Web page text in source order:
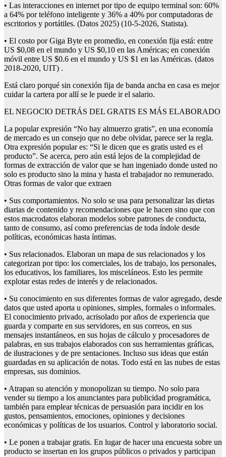
• Las interacciones en internet por tipo de equipo terminal son: 60%
a 64% por teléfono inteligente y 36% a 40% por computadoras de
escritorios y portátiles. (Datos 2025) (10-5-2026, Statista).
• El costo por Giga Byte en promedio, en conexión fija está: entre
US $0,08 en el mundo y US $0,10 en las Américas; en conexión
móvil entre US $0.6 en el mundo y US $1 en las Américas. (datos
2018-2020, UIT) .
Está claro porqué sin conexión fija de banda ancha en casa es mejor
cuidar la cartera por allí se le puede ir el salario.
EL NEGOCIO DETRÁS DEL GRATIS ES MÁS ELABORADO
La popular expresión “No hay almuerzo gratis”, en una economía
de mercado es un consejo que no debe olvidar, parece ser la regla.
Otra expresión popular es: “Si le dicen que es gratis usted es el
producto”. Se acerca, pero aún está lejos de la complejidad de
formas de extracción de valor que se han ingeniado donde usted no
solo es producto sino la mina y hasta el trabajador no remunerado.
Otras formas de valor que extraen
• Sus comportamientos. No solo se usa para personalizar las dietas
diarias de contenido y recomendaciones que le hacen sino que con
estos macrodatos elaboran modelos sobre patrones de conducta,
tanto de consumo, así como preferencias de toda índole desde
políticas, económicas hasta íntimas.
• Sus relacionados. Elaboran un mapa de sus relacionados y los
categorizan por tipo: los comerciales, los de trabajo, los personales,
los educativos, los familiares, los misceláneos. Esto les permite
explotar estas redes de interés y de relacionados.
• Su conocimiento en sus diferentes formas de valor agregado, desde
datos que usted aporta u opiniones, simples, formales o informales.
El conocimiento privado, acrisolado por años de experiencia que
guarda y comparte en sus servidores, en sus correos, en sus
mensajes instantáneos, en sus hojas de cálculo y procesadores de
palabras, en sus trabajos elaborados con sus herramientas gráficas,
de ilustraciones y de pre sentaciones. Incluso sus ideas que están
guardadas en su aplicación de notas. Todo está en las nubes de estas
empresas, sus dominios.
• Atrapan su atención y monopolizan su tiempo. No solo para
vender su tiempo a los anunciantes para publicidad programática,
también para emplear técnicas de persuasión para incidir en los
gustos, pensamientos, emociones, opiniones y decisiones
económicas y políticas de los usuarios. Control y laboratorio social.
• Le ponen a trabajar gratis. En lugar de hacer una encuesta sobre un
producto se insertan en los grupos públicos o privados y participan